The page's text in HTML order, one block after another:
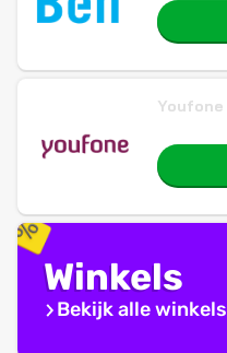
Youfone
Winkels
Bekijk alle winkels